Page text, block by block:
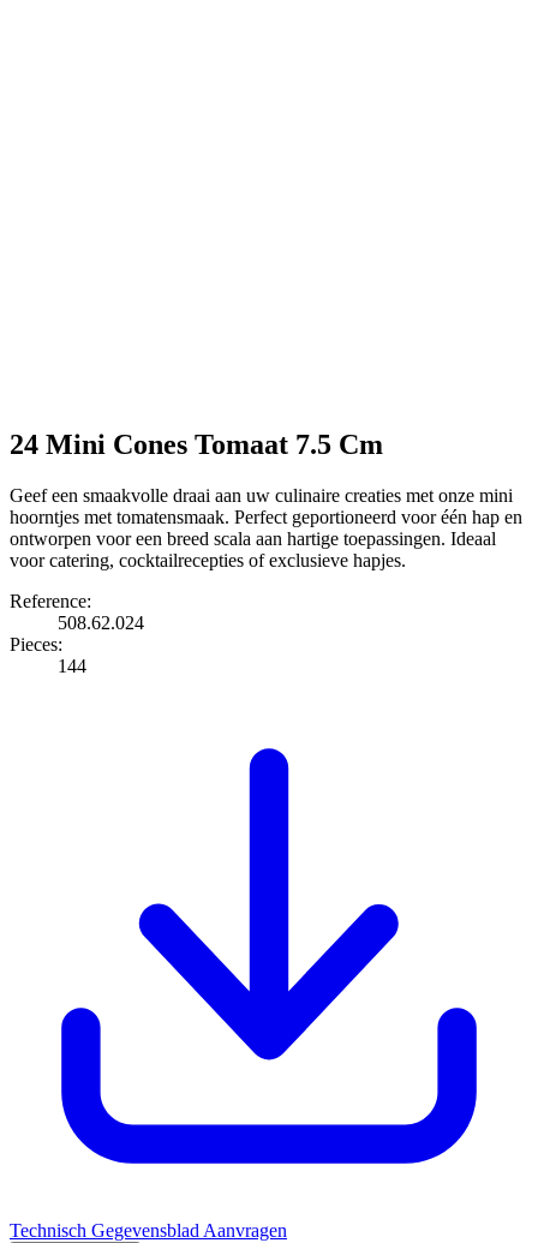
24 Mini Cones Tomaat 7.5 Cm
Geef een smaakvolle draai aan uw culinaire creaties met onze mini
hoorntjes met tomatensmaak. Perfect geportioneerd voor één hap en
ontworpen voor een breed scala aan hartige toepassingen. Ideaal
voor catering, cocktailrecepties of exclusieve hapjes.
Reference:
508.62.024
Pieces:
144
Technisch Gegevensblad Aanvragen